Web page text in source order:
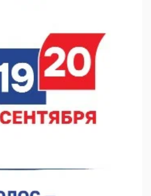
совещание Росгвардии